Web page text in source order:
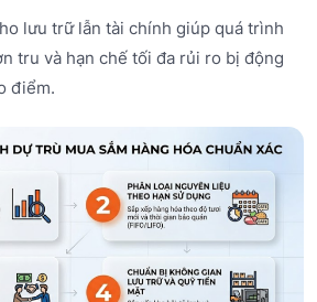
lưu trữ lẫn tài chính giúp quá trình
tru và hạn chế tối đa rủi ro bị động
điểm.